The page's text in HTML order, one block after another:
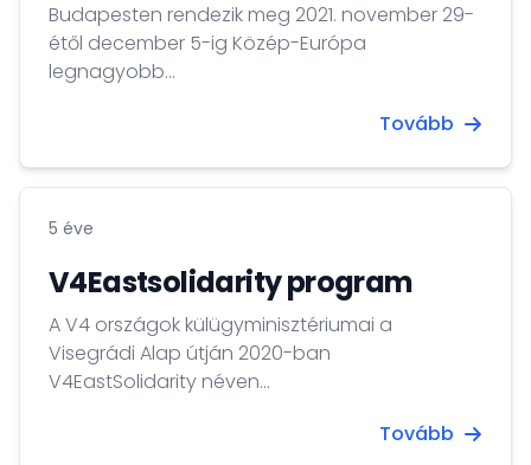
Budapesten rendezik meg 2021. november 29-
étől december 5-ig Közép-Európa
legnagyobb...
Tovább
5 éve
V4Eastsolidarity program
A V4 országok külügyminisztériumai a
Visegrádi Alap útján 2020-ban
V4EastSolidarity néven...
Tovább